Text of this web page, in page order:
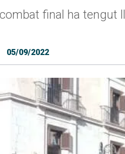
final ha tengut
05/09/2022